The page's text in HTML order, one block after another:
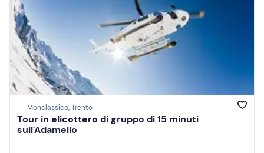
Monclassico, Trento
Tour in elicottero di gruppo di 15 minuti
sull'Adamello